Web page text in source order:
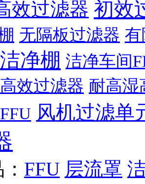
效过滤器 初效
无隔板过滤器
洁净棚 洁净车间
效过滤器 耐高湿
风机过滤单
FFU 层流罩